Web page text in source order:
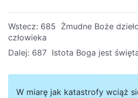
Wstecz: 685 Żmudne Boże
człowieka
Dalej: 687 Istota Boga jest
W miarę jak katastrofy wciąż